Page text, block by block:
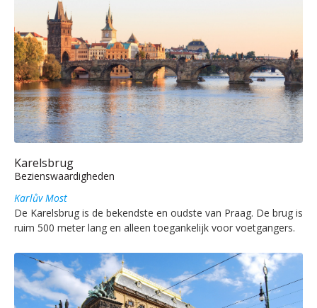
Karelsbrug
Bezienswaardigheden
Karlův Most
De Karelsbrug is de bekendste en oudste van Praag. De brug is
ruim 500 meter lang en alleen toegankelijk voor voetgangers.